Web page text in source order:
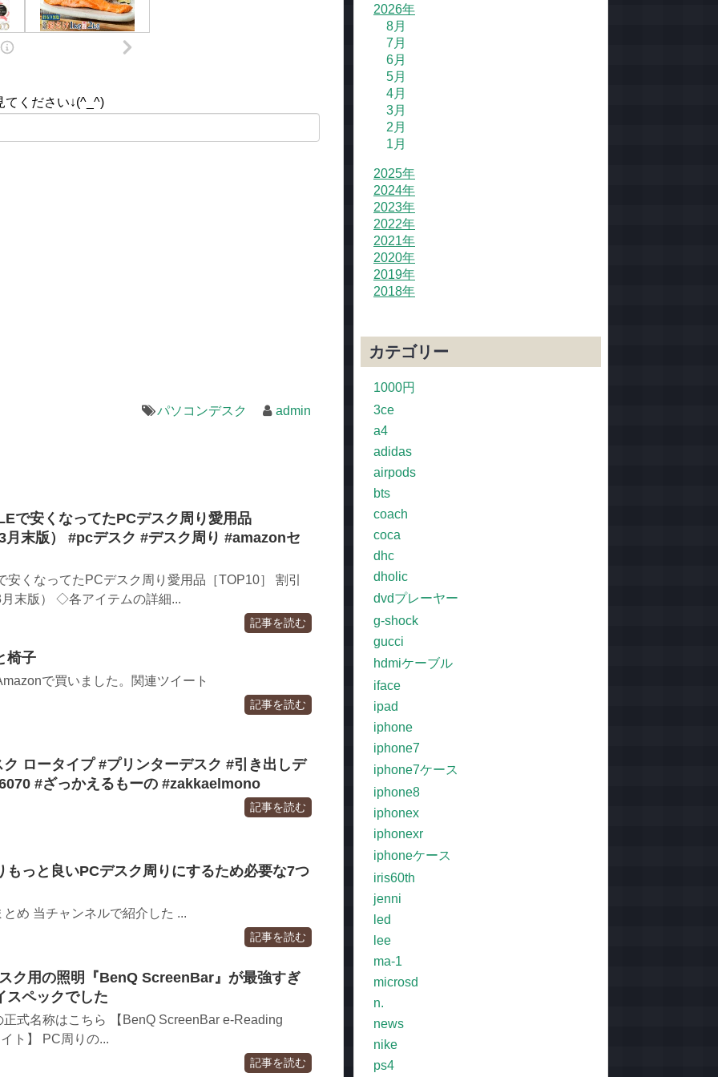
てください↓(^_^)
パソコンデスク admin
で安くなってたPCデスク周り愛用品
月末版） #pcデスク #デスク周り #amazonセ
くなってたPCデスク周り愛用品［TOP10］ 割引
末版） ◇各アイテムの詳細...
記事を読む
椅子
で買いました。関連ツイート
記事を読む
ロータイプ #プリンターデスク #引き出しデ
#ざっかえるもーの #zakkaelmono
記事を読む
もっと良いPCデスク周りにするため必要な7つ
め 当チャンネルで紹介した ...
記事を読む
ク用の照明『BenQ ScreenBar』が最強すぎ
スペックでした
式名称はこちら 【BenQ ScreenBar e-Reading
ト】 PC周りの...
記事を読む
2026年
8月
7月
6月
5月
4月
3月
2月
1月
2025年
2024年
2023年
2022年
2021年
2020年
2019年
2018年
カテゴリー
1000円
3ce
a4
adidas
airpods
bts
coach
coca
dhc
dholic
dvdプレーヤー
g-shock
gucci
hdmiケーブル
iface
ipad
iphone
iphone7
iphone7ケース
iphone8
iphonex
iphonexr
iphoneケース
iris60th
jenni
led
lee
ma-1
microsd
n.
news
nike
ps4